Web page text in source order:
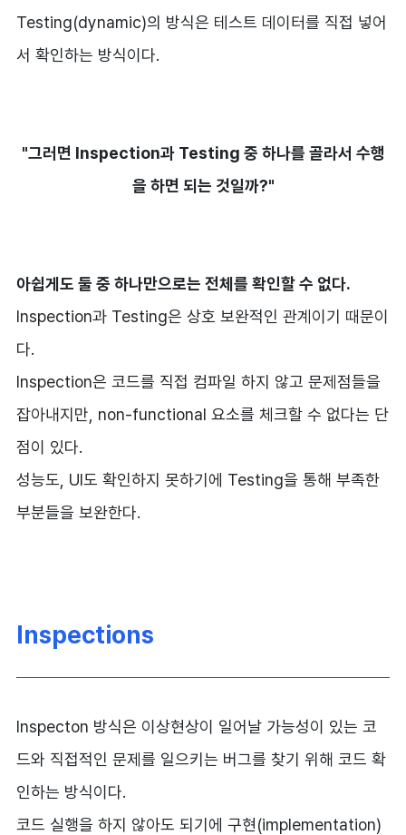
Testing(dynamic)의 방식은 테스트 데이터를 직접 넣어
서 확인하는 방식이다.
"그러면 Inspection과 Testing 중 하나를 골라서 수행
을 하면 되는 것일까?"
아쉽게도 둘 중 하나만으로는 전체를 확인할 수 없다.
Inspection과 Testing은 상호 보완적인 관계이기 때문이
다.
Inspection은 코드를 직접 컴파일 하지 않고 문제점들을
잡아내지만, non-functional 요소를 체크할 수 없다는 단
점이 있다.
성능도, UI도 확인하지 못하기에 Testing을 통해 부족한
부분들을 보완한다.
Inspections
Inspecton 방식은 이상현상이 일어날 가능성이 있는 코
드와 직접적인 문제를 일으키는 버그를 찾기 위해 코드 확
인하는 방식이다.
코드 실행을 하지 않아도 되기에 구현(implementation)